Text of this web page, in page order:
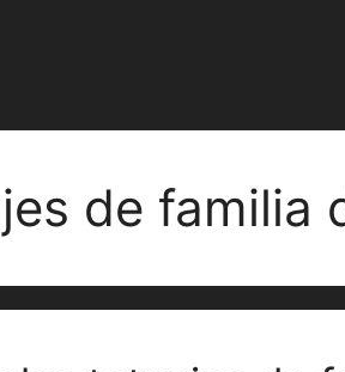
de familia